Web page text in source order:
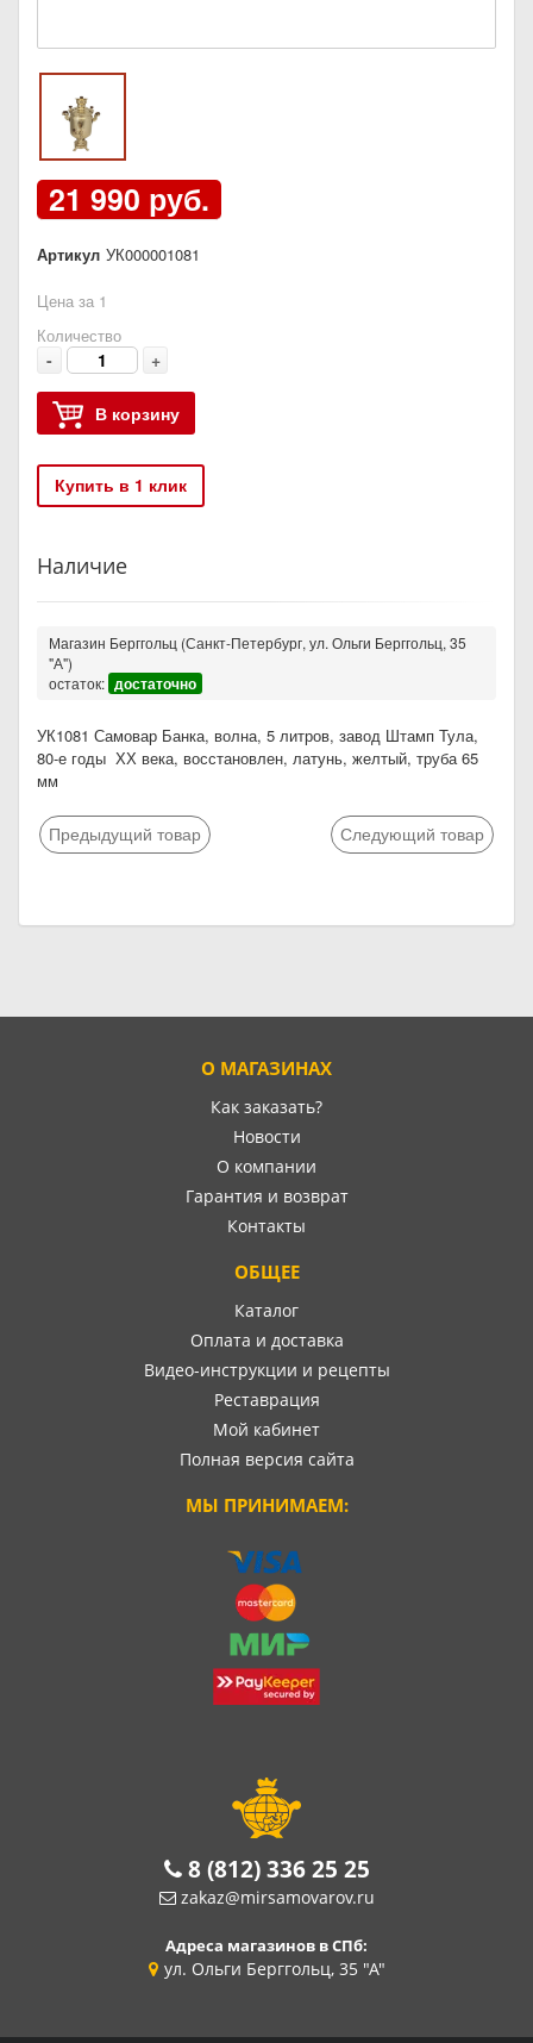
21 990 руб.
Артикул УК000001081
Цена за 1
Количество
- +
В корзину
Купить в 1 клик
Наличие
Магазин Берггольц (Санкт-Петербург, ул. Ольги Берггольц, 35
"А")
остаток: достаточно
УК1081 Самовар Банка, волна, 5 литров, завод Штамп Тула,
80-е годы ХХ века, восстановлен, латунь, желтый, труба 65
мм
Предыдущий товар Следующий товар
О МАГАЗИНАХ
Как заказать?
Новости
О компании
Гарантия и возврат
Контакты
ОБЩЕЕ
Каталог
Оплата и доставка
Видео-инструкции и рецепты
Реставрация
Мой кабинет
Полная версия сайта
МЫ ПРИНИМАЕМ:
8 (812) 336 25 25
zakaz@mirsamovarov.ru
Адреса магазинов в СПб:
ул. Ольги Берггольц, 35 "А"